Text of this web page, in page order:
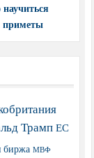
приметы
Трамп ЕС
биржа МВФ